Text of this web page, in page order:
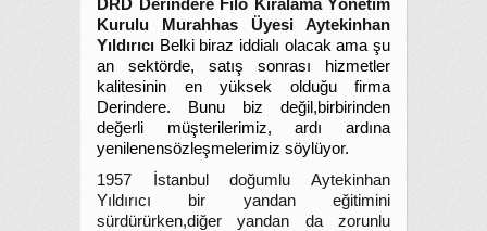
DRD Derindere Filo Kiralama Yönetim
Kurulu Murahhas Üyesi Aytekinhan
Yıldırıcı Belki biraz iddialı olacak ama şu
an sektörde, satış sonrası hizmetler
kalitesinin en yüksek olduğu firma
Derindere. Bunu biz değil,birbirinden
değerli müşterilerimiz, ardı ardına
yenilenensözleşmelerimiz söylüyor.
1957 İstanbul doğumlu Aytekinhan
Yıldırıcı bir yandan eğitimini
sürdürürken,diğer yandan da zorunlu